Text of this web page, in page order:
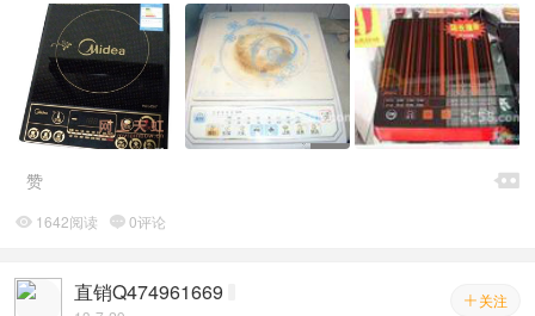

赞
 1642阅读 0评论
 关注
直销Q474961669